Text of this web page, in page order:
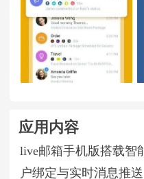
应用内容
live邮箱手机版搭载智
户绑定与实时消息推